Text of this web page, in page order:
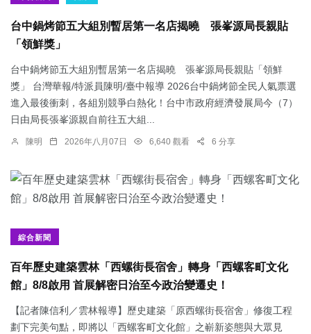
台中鍋烤節五大組別暫居第一名店揭曉 張峯源局長親貼
「領鮮獎」
台中鍋烤節五大組別暫居第一名店揭曉 張峯源局長親貼「領鮮
獎」 台灣華報/特派員陳明/臺中報導 2026台中鍋烤節全民人氣票選
進入最後衝刺，各組別競爭白熱化！台中市政府經濟發展局今（7）
日由局長張峯源親自前往五大組...
陳明 2026年八月07日 6,640 觀看 6 分享
綜合新聞
百年歷史建築雲林「西螺街長宿舍」轉身「西螺客町文化
館」8/8啟用 首展解密日治至今政治變遷史！
【記者陳信利／雲林報導】歷史建築「原西螺街長宿舍」修復工程
劃下完美句點，即將以「西螺客町文化館」之嶄新姿態與大眾見